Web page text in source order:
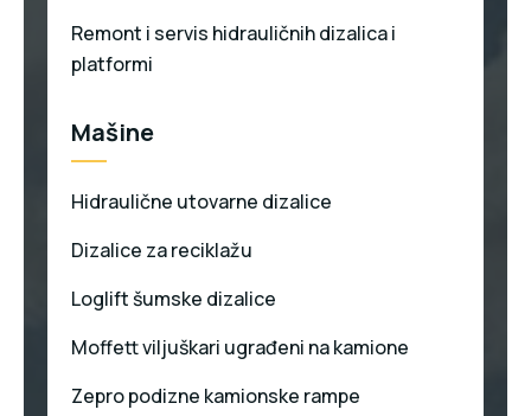
Remont i servis hidrauličnih dizalica i
platformi
Mašine
Hidraulične utovarne dizalice
Dizalice za reciklažu
Loglift šumske dizalice
Moffett viljuškari ugrađeni na kamione
Zepro podizne kamionske rampe